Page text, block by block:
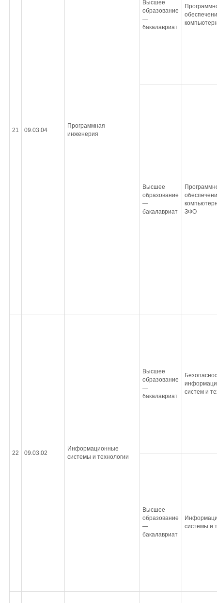
21 09.03.04
Программная
инженерия
Высшее
образование
—
бакалавриат
Высшее
образование
—
бакалавриат
ЗФО
22 09.03.02
Информационные
системы и технологии
Высшее
образование
—
бакалавриат
систем и
Высшее
образование
—
бакалавриат
системы и